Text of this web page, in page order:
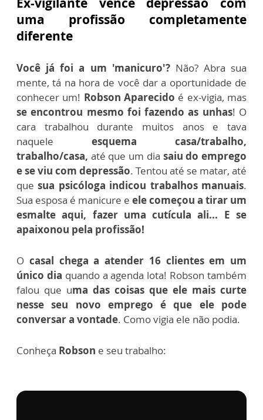
uma profissão completamente
diferente
Você já foi a um 'manicuro'?Não? Abra sua
mente, tá na hora de você dar a oportunidade de
conhecer um! Robson Aparecido é ex-vigia, mas
se encontrou mesmo foi fazendo as unhas! O
cara trabalhou durante muitos anos e tava
naquele esquema casa/trabalho,
trabalho/casa, até que um dia saiu do emprego
e se viu com depressão. Tentou até se matar, até
quesua psicóloga indicou trabalhos manuais.
Sua esposa é manicure e ele começou a tirar um
esmalte aqui, fazer uma cutícula ali... E se
apaixonou pela profissão!
O casal chega a atender 16 clientes em um
único dia quando a agenda lota! Robson também
falou que uma das coisas que ele mais curte
nesse seu novo emprego é que ele pode
conversar a vontade. Como vigia ele não podia.
Conheça Robson e seu trabalho: